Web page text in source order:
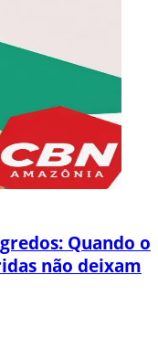
Quando o
não deixam